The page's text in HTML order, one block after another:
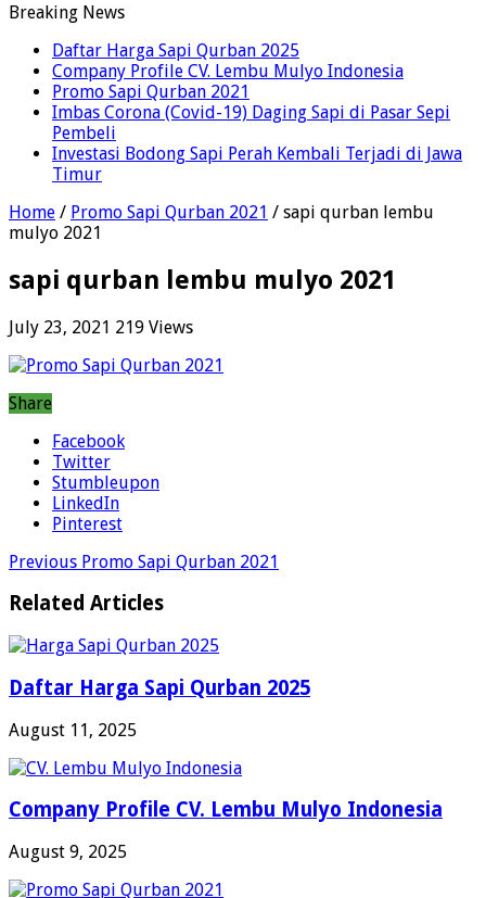
Breaking News
Daftar Harga Sapi Qurban 2025
Company Profile CV. Lembu Mulyo Indonesia
Promo Sapi Qurban 2021
Imbas Corona (Covid-19) Daging Sapi di Pasar Sepi
Pembeli
Investasi Bodong Sapi Perah Kembali Terjadi di Jawa
Timur
Home / Promo Sapi Qurban 2021 / sapi qurban lembu
mulyo 2021
sapi qurban lembu mulyo 2021
July 23, 2021 219 Views
Share
Facebook
Twitter
Stumbleupon
LinkedIn
Pinterest
Previous Promo Sapi Qurban 2021
Related Articles
Daftar Harga Sapi Qurban 2025
August 11, 2025
Company Profile CV. Lembu Mulyo Indonesia
August 9, 2025